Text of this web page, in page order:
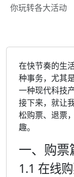
你玩转各大活动
在快节奏的生
种事务，尤其
一种现代科技
接下来，就让
松购票、退票
趣。
一、购票
1.1 在线